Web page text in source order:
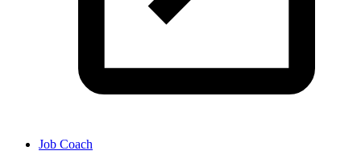
Job Coach